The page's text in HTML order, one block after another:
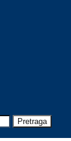
Pretraga